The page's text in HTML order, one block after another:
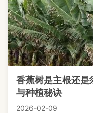
香蕉树是主根还是
与种植秘诀
2026-02-09